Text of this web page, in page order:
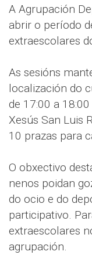
A Agrupación
abrir o período
extraescolares
As sesións
localización do
de 17:00 a
Xesús San Luis
10 prazas para
O obxectivo
nenos poidan
do ocio e do
participativo.
extraescolares
agrupación.